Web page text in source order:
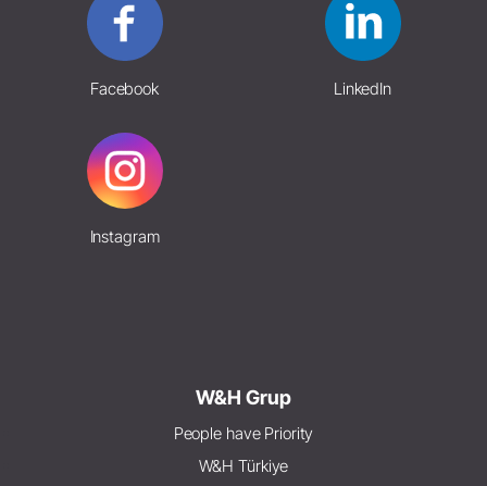
Facebook LinkedIn
Instagram
W&H Grup
People have Priority
W&H Türkiye